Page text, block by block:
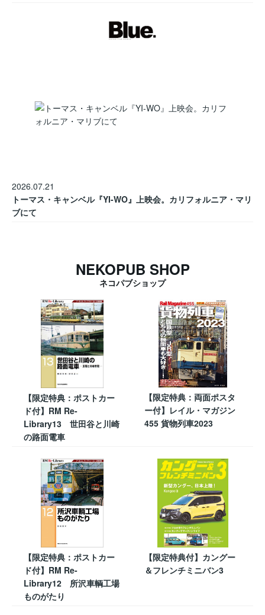
2026.07.21
トーマス・キャンベル『YI-WO』上映会。カリフォルニア・マリ
ブにて
NEKOPUB SHOP
ネコパブショップ
【限定特典：ポストカー
ド付】RM Re-
Library13 世田谷と川崎
の路面電車
【限定特典：両面ポスタ
ー付】レイル・マガジン
455 貨物列車2023
【限定特典：ポストカー
ド付】RM Re-
Library12 所沢車輌工場
ものがたり
【限定特典付】カングー
＆フレンチミニバン3